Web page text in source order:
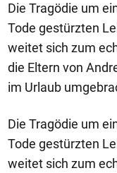
Die Tragödie um
Tode gestürzten
weitet sich zum
die Eltern von
im Urlaub
Die Tragödie um
Tode gestürzten
weitet sich zum